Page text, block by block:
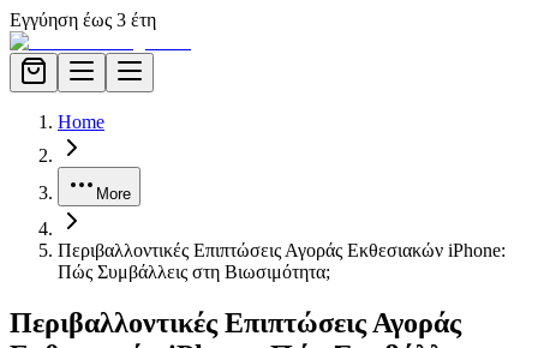
Εγγύηση έως 3 έτη
Home
More
Περιβαλλοντικές Επιπτώσεις Αγοράς Εκθεσιακών iPhone:
Πώς Συμβάλλεις στη Βιωσιμότητα;
Περιβαλλοντικές Επιπτώσεις Αγοράς